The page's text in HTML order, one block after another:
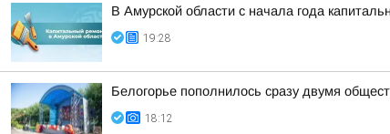
В Амурской области с начала года
19:28
Белогорье пополнилось сразу двумя
18:12